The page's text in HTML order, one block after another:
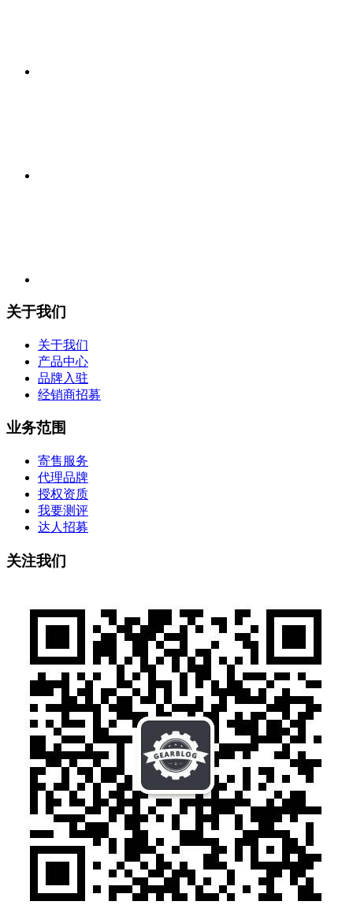
关于我们
关于我们
产品中心
品牌入驻
经销商招募
业务范围
寄售服务
代理品牌
授权资质
我要测评
达人招募
关注我们